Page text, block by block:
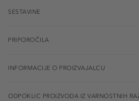
SESTAVINE
PRIPOROČILA
INFORMACIJE O PROIZVAJALCU
ODPOKLIC PROIZVODA IZ VARNOSTNIH